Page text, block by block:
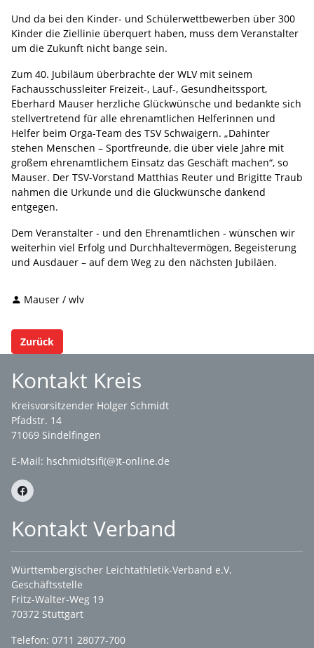
Und da bei den Kinder- und Schülerwettbewerben über 300
Kinder die Ziellinie überquert haben, muss dem Veranstalter
um die Zukunft nicht bange sein.
Zum 40. Jubiläum überbrachte der WLV mit seinem
Fachausschussleiter Freizeit-, Lauf-, Gesundheitssport,
Eberhard Mauser herzliche Glückwünsche und bedankte sich
stellvertretend für alle ehrenamtlichen Helferinnen und
Helfer beim Orga-Team des TSV Schwaigern. „Dahinter
stehen Menschen – Sportfreunde, die über viele Jahre mit
großem ehrenamtlichem Einsatz das Geschäft machen“, so
Mauser. Der TSV-Vorstand Matthias Reuter und Brigitte Traub
nahmen die Urkunde und die Glückwünsche dankend
entgegen.
Dem Veranstalter - und den Ehrenamtlichen - wünschen wir
weiterhin viel Erfolg und Durchhaltevermögen, Begeisterung
und Ausdauer – auf dem Weg zu den nächsten Jubiläen.
Mauser / wlv
Zurück
Kontakt Kreis
Kreisvorsitzender Holger Schmidt
Pfadstr. 14
71069 Sindelfingen
E-Mail: hschmidtsifi(@)t-online.de
Kontakt Verband
Württembergischer Leichtathletik-Verband e.V.
Geschäftsstelle
Fritz-Walter-Weg 19
70372 Stuttgart
Telefon: 0711 28077-700